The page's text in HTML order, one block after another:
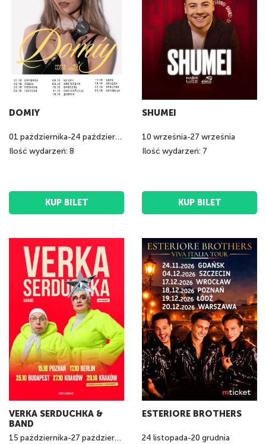
DOMIY
01 października-24 października
Ilość wydarzeń: 8
KUP BILET
SHUMEI
10 września-27 września
Ilość wydarzeń: 7
KUP BILET
VERKA SERDUCHKA &
BAND
15 października-27 października
ESTERIORE BROTHERS
24 listopada-20 grudnia